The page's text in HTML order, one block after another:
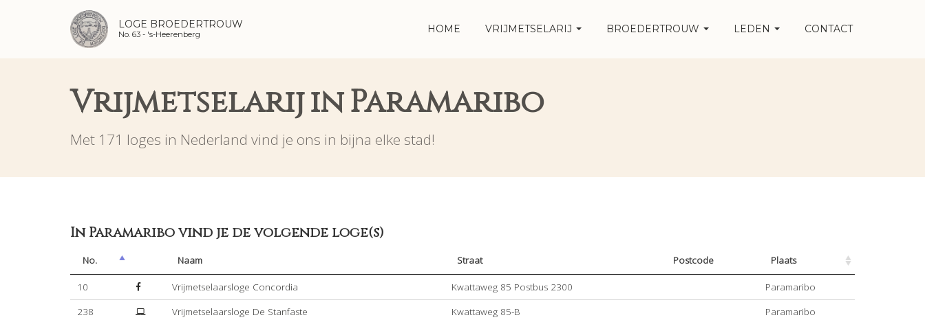
LOGE BROEDERTROUW
No. 63 - 's-Heerenberg HOME VRIJMETSELARIJ BROEDERTROUW LEDEN CONTACT
Vrijmetselarij in Paramaribo
Met 171 loges in Nederland vind je ons in bijna elke stad!
In Paramaribo vind je de volgende loge(s)
No. Naam Straat Postcode Plaats
10 Vrijmetselaarsloge Concordia Kwattaweg 85 Postbus 2300
Paramaribo
238
Vrijmetselaarsloge De Stanfaste Kwattaweg 85-B
Paramaribo